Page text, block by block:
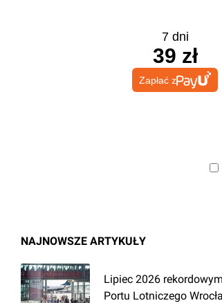
7 dni
39 zł
Zapłać z
NAJNOWSZE ARTYKUŁY
Lipiec 2026
Portu Lotniczego